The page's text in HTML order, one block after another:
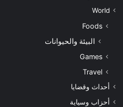
World
Foods
البيئة والحيوانات
Games
Travel
أحداث وقضايا
أحزاب وسياية